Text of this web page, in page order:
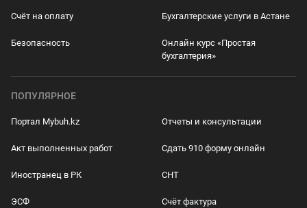
Счёт на оплату Бухгалтерские услуги в Астане
Безопасность
Онлайн курс «Простая
бухгалтерия»
ПОПУЛЯРНОЕ
Портал Mybuh.kz Отчеты и консультации
Акт выполненных работ Сдать 910 форму онлайн
Иностранец в РК СНТ
ЭСФ Счёт фактура